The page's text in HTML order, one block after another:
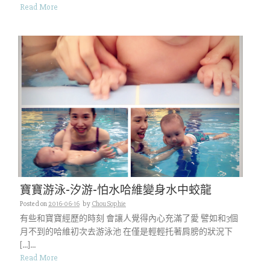
Read More
寶寶游泳-汐游-怕水哈維變身水中蛟龍
Posted on 2016-06-16 by Chou Sophie
有些和寶寶經歷的時刻 會讓人覺得內心充滿了愛 譬如和3個
月不到的哈維初次去游泳池 在僅是輕輕托著肩膀的狀況下
[…]...
Read More